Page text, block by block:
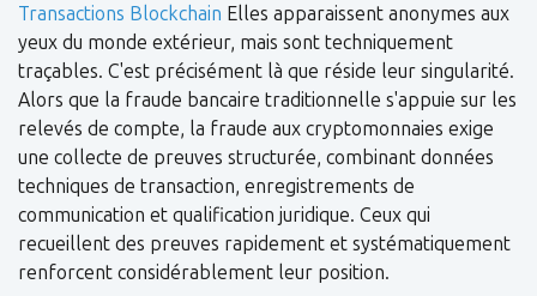
Transactions Blockchain Elles apparaissent anonymes aux
yeux du monde extérieur, mais sont techniquement
traçables. C'est précisément là que réside leur singularité.
Alors que la fraude bancaire traditionnelle s'appuie sur les
relevés de compte, la fraude aux cryptomonnaies exige
une collecte de preuves structurée, combinant données
techniques de transaction, enregistrements de
communication et qualification juridique. Ceux qui
recueillent des preuves rapidement et systématiquement
renforcent considérablement leur position.